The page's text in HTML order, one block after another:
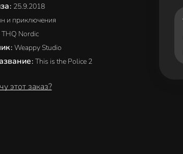
: 25.9.2018
и приключения
THQ Nordic
: Weappy Studio
: This is the Police 2
этот заказ?